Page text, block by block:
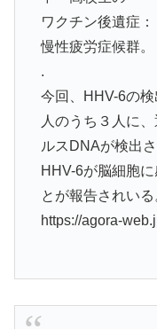
ワクチン後遺症：
慢性疲労症候群。
.
今回、HHV-6の
人のうち３人に
ルスDNAが検出
HHV-6が脳細胞
とが報告されいる
https://agora-